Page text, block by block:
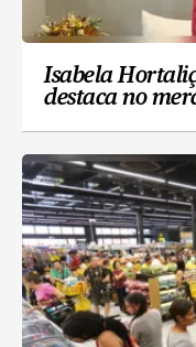
Isabela
destaca no